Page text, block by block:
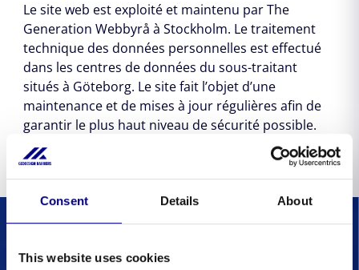
Consent Details About
This website uses cookies
Le site web est exploité et maintenu par The
Generation Webbyrå à Stockholm. Le traitement
technique des données personnelles est effectué
dans les centres de données du sous-traitant
situés à Göteborg. Le site fait l’objet d’une
maintenance et de mises à jour régulières afin de
garantir le plus haut niveau de sécurité possible.